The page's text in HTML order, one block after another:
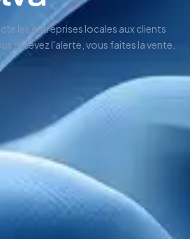
les entreprises locales aux clients
recevez l'alerte, vous faites la vente.